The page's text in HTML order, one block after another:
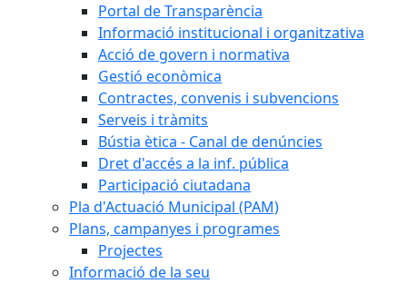
Portal de Transparència
Informació institucional i organitzativa
Acció de govern i normativa
Gestió econòmica
Contractes, convenis i subvencions
Serveis i tràmits
Bústia ètica - Canal de denúncies
Dret d'accés a la inf. pública
Participació ciutadana
Pla d'Actuació Municipal (PAM)
Plans, campanyes i programes
Projectes
Informació de la seu